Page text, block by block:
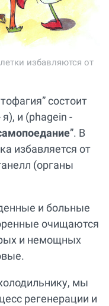
избавляются от
состоит
и (phagein -
”. В
избавляется от
(органы
и больные
очищаются
и немощных
мы
регенерации и